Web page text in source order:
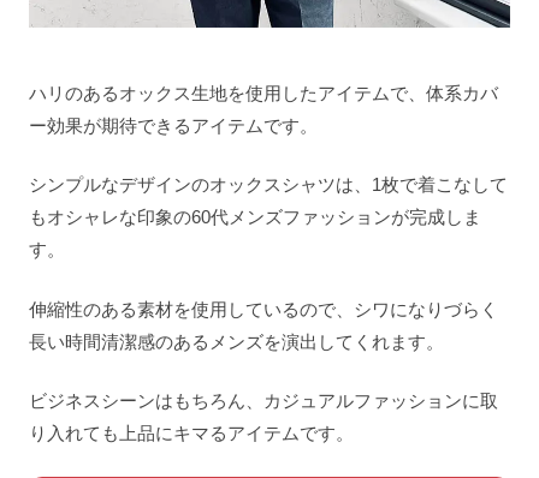
ハリのあるオックス生地を使用したアイテムで、体系カバ
ー効果が期待できるアイテムです。
シンプルなデザインのオックスシャツは、1枚で着こなして
もオシャレな印象の60代メンズファッションが完成しま
す。
伸縮性のある素材を使用しているので、シワになりづらく
長い時間清潔感のあるメンズを演出してくれます。
ビジネスシーンはもちろん、カジュアルファッションに取
り入れても上品にキマるアイテムです。